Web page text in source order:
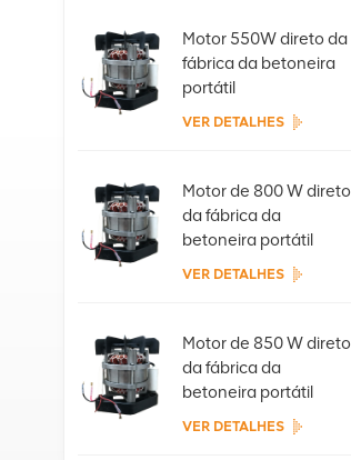
Motor 550W direto da
fábrica da betoneira
portátil
VER DETALHES
Motor de 800 W direto
da fábrica da
betoneira portátil
VER DETALHES
Motor de 850 W direto
da fábrica da
betoneira portátil
VER DETALHES